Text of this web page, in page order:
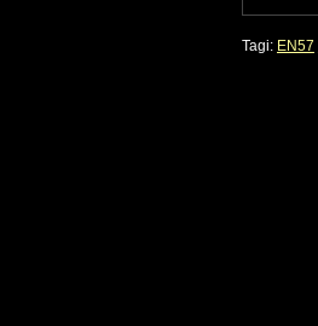
Tagi: EN57